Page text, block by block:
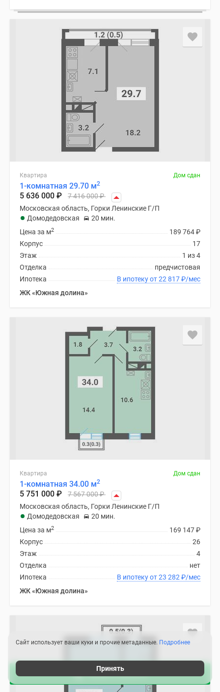
Акции в августе
Квартира Дом сдан
1-комнатная 29.70 м2
5 636 000 ₽ 7 416 000₽
Московская область, Горки Ленинские Г/П
Домодедовская
20 мин.
189 764₽
Цена за м2
17
Корпус
1 из 4
Этаж
предчистовая
Отделка
В ипотеку от 22 817₽/мес
Ипотека
ЖК «Южная долина»
Квартира Дом сдан
1-комнатная 34.00 м2
5 751 000 ₽ 7 567 000₽
Московская область, Горки Ленинские Г/П
Домодедовская
20 мин.
169 147₽
Цена за м2
26
Корпус
4
Этаж
нет
Отделка
В ипотеку от 23 282 ₽/мес
Ипотека
ЖК «Южная долина»
Сайт использует ваши куки и прочие метаданные. Подробнее
Принять